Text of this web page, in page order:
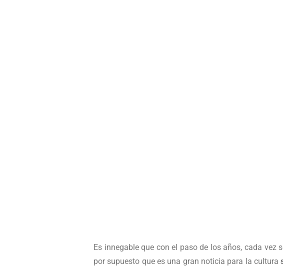
Es innegable que con el paso de los años, cada
por supuesto que es una gran noticia para la cultura